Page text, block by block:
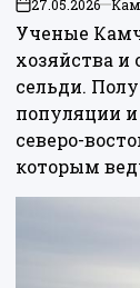
on27.05.2026
Ученые
хозяйства и
сельди.
популяции и
северо-
которым